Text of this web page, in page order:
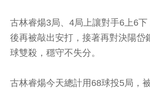
古林睿煬3局、4局上讓對手6上6
後再被敲出安打，接著再對決陽岱
球雙殺，穩守不失分。
古林睿煬今天總計用68球投5局，